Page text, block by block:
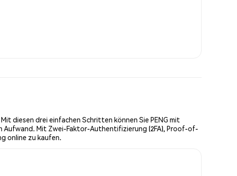
diesen drei einfachen Schritten können Sie PENG mit
Mit Zwei-Faktor-Authentifizierung (2FA), Proof-of-
online zu kaufen.